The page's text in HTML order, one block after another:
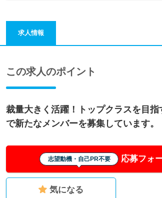
求人情報
この求人のポイント
裁量大きく活躍！トップクラスを目
で新たなメンバーを募集しています。
志望動機・自己PR不要 応募フォ
気になる